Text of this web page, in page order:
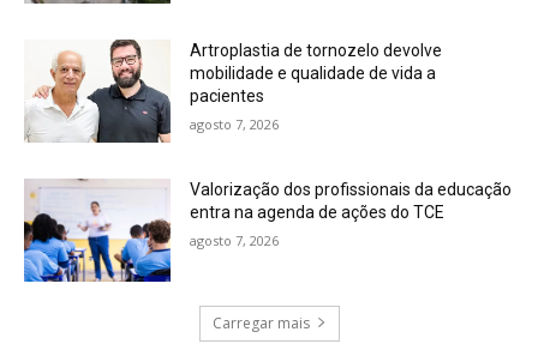
Artroplastia de tornozelo devolve
mobilidade e qualidade de vida a
pacientes
agosto 7, 2026
Valorização dos profissionais da educação
entra na agenda de ações do TCE
agosto 7, 2026
Carregar mais